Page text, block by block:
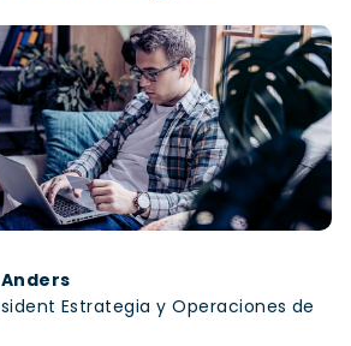
Estrategia y Operaciones de